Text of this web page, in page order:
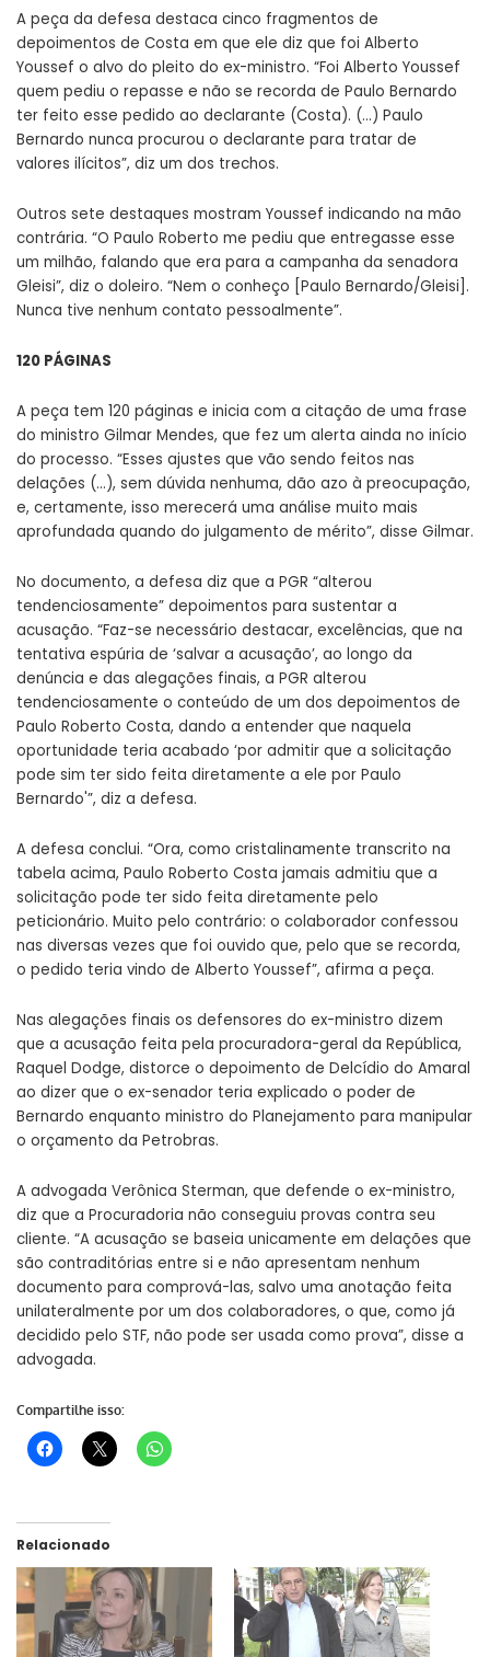
A peça da defesa destaca cinco fragmentos de
depoimentos de Costa em que ele diz que foi Alberto
Youssef o alvo do pleito do ex-ministro. “Foi Alberto Youssef
quem pediu o repasse e não se recorda de Paulo Bernardo
ter feito esse pedido ao declarante (Costa). (…) Paulo
Bernardo nunca procurou o declarante para tratar de
valores ilícitos”, diz um dos trechos.
Outros sete destaques mostram Youssef indicando na mão
contrária. “O Paulo Roberto me pediu que entregasse esse
um milhão, falando que era para a campanha da senadora
Gleisi”, diz o doleiro. “Nem o conheço [Paulo Bernardo/Gleisi].
Nunca tive nenhum contato pessoalmente”.
120 PÁGINAS
A peça tem 120 páginas e inicia com a citação de uma frase
do ministro Gilmar Mendes, que fez um alerta ainda no início
do processo. “Esses ajustes que vão sendo feitos nas
delações (…), sem dúvida nenhuma, dão azo à preocupação,
e, certamente, isso merecerá uma análise muito mais
aprofundada quando do julgamento de mérito”, disse Gilmar.
No documento, a defesa diz que a PGR “alterou
tendenciosamente” depoimentos para sustentar a
acusação. “Faz-se necessário destacar, excelências, que na
tentativa espúria de ‘salvar a acusação’, ao longo da
denúncia e das alegações finais, a PGR alterou
tendenciosamente o conteúdo de um dos depoimentos de
Paulo Roberto Costa, dando a entender que naquela
oportunidade teria acabado ‘por admitir que a solicitação
pode sim ter sido feita diretamente a ele por Paulo
Bernardo'”, diz a defesa.
A defesa conclui. “Ora, como cristalinamente transcrito na
tabela acima, Paulo Roberto Costa jamais admitiu que a
solicitação pode ter sido feita diretamente pelo
peticionário. Muito pelo contrário: o colaborador confessou
nas diversas vezes que foi ouvido que, pelo que se recorda,
o pedido teria vindo de Alberto Youssef”, afirma a peça.
Nas alegações finais os defensores do ex-ministro dizem
que a acusação feita pela procuradora-geral da República,
Raquel Dodge, distorce o depoimento de Delcídio do Amaral
ao dizer que o ex-senador teria explicado o poder de
Bernardo enquanto ministro do Planejamento para manipular
o orçamento da Petrobras.
A advogada Verônica Sterman, que defende o ex-ministro,
diz que a Procuradoria não conseguiu provas contra seu
cliente. “A acusação se baseia unicamente em delações que
são contraditórias entre si e não apresentam nenhum
documento para comprová-las, salvo uma anotação feita
unilateralmente por um dos colaboradores, o que, como já
decidido pelo STF, não pode ser usada como prova”, disse a
advogada.
Compartilhe isso:
Relacionado